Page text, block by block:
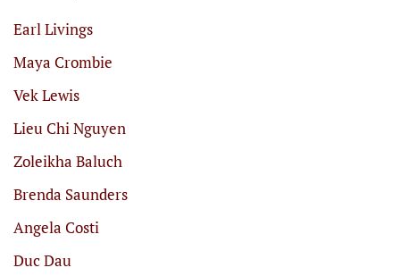
Earl Livings
Maya Crombie
Vek Lewis
Lieu Chi Nguyen
Zoleikha Baluch
Brenda Saunders
Angela Costi
Duc Dau